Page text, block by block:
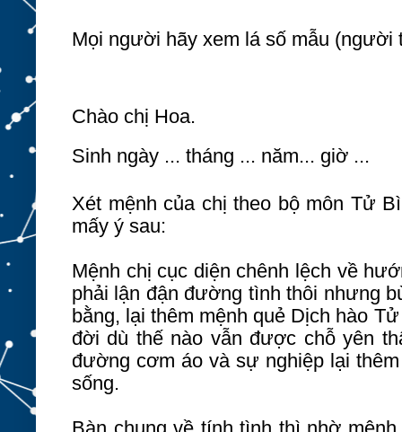
Mọi người hãy xem lá số mẫu (người
Chào chị Hoa.
Sinh ngày ... tháng ... năm... giờ ...
Xét mệnh của chị theo bộ môn Tử
mấy ý sau:
Mệnh chị cục diện chênh lệch về
phải lận đận đường tình thôi nhưng
bằng, lại thêm mệnh quẻ Dịch hào
đời dù thế nào vẫn được chỗ yên
đường cơm áo và sự nghiệp lại
sống.